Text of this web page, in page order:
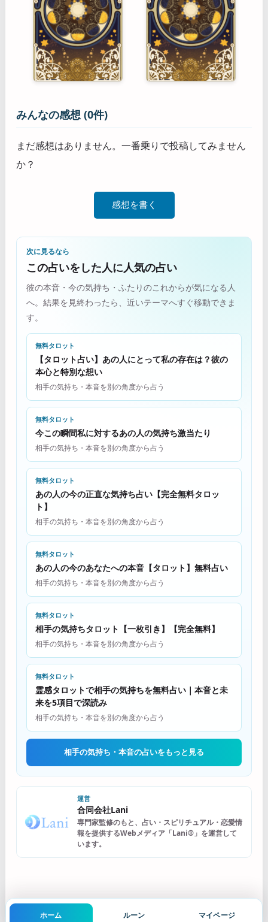
みんなの感想 (0件)
まだ感想はありません。一番乗りで投稿してみません
か？
感想を書く
次に見るなら
この占いをした人に人気の占い
彼の本音・今の気持ち・ふたりのこれからが気になる人
へ。結果を見終わったら、近いテーマへすぐ移動できま
す。
無料タロット
【タロット占い】あの人にとって私の存在は？彼の
本心と特別な想い
相手の気持ち・本音を別の角度から占う
無料タロット
今この瞬間私に対するあの人の気持ち激当たり
相手の気持ち・本音を別の角度から占う
無料タロット
あの人の今の正直な気持ち占い【完全無料タロッ
ト】
相手の気持ち・本音を別の角度から占う
無料タロット
あの人の今のあなたへの本音【タロット】無料占い
相手の気持ち・本音を別の角度から占う
無料タロット
相手の気持ちタロット【一枚引き】【完全無料】
相手の気持ち・本音を別の角度から占う
無料タロット
霊感タロットで相手の気持ちを無料占い｜本音と未
来を5項目で深読み
相手の気持ち・本音を別の角度から占う
相手の気持ち・本音の占いをもっと見る
運営
合同会社Lani
専門家監修のもと、占い・スピリチュアル・恋愛情
報を提供するWebメディア「Lani®」を運営して
います。
ホーム ルーン マイページ